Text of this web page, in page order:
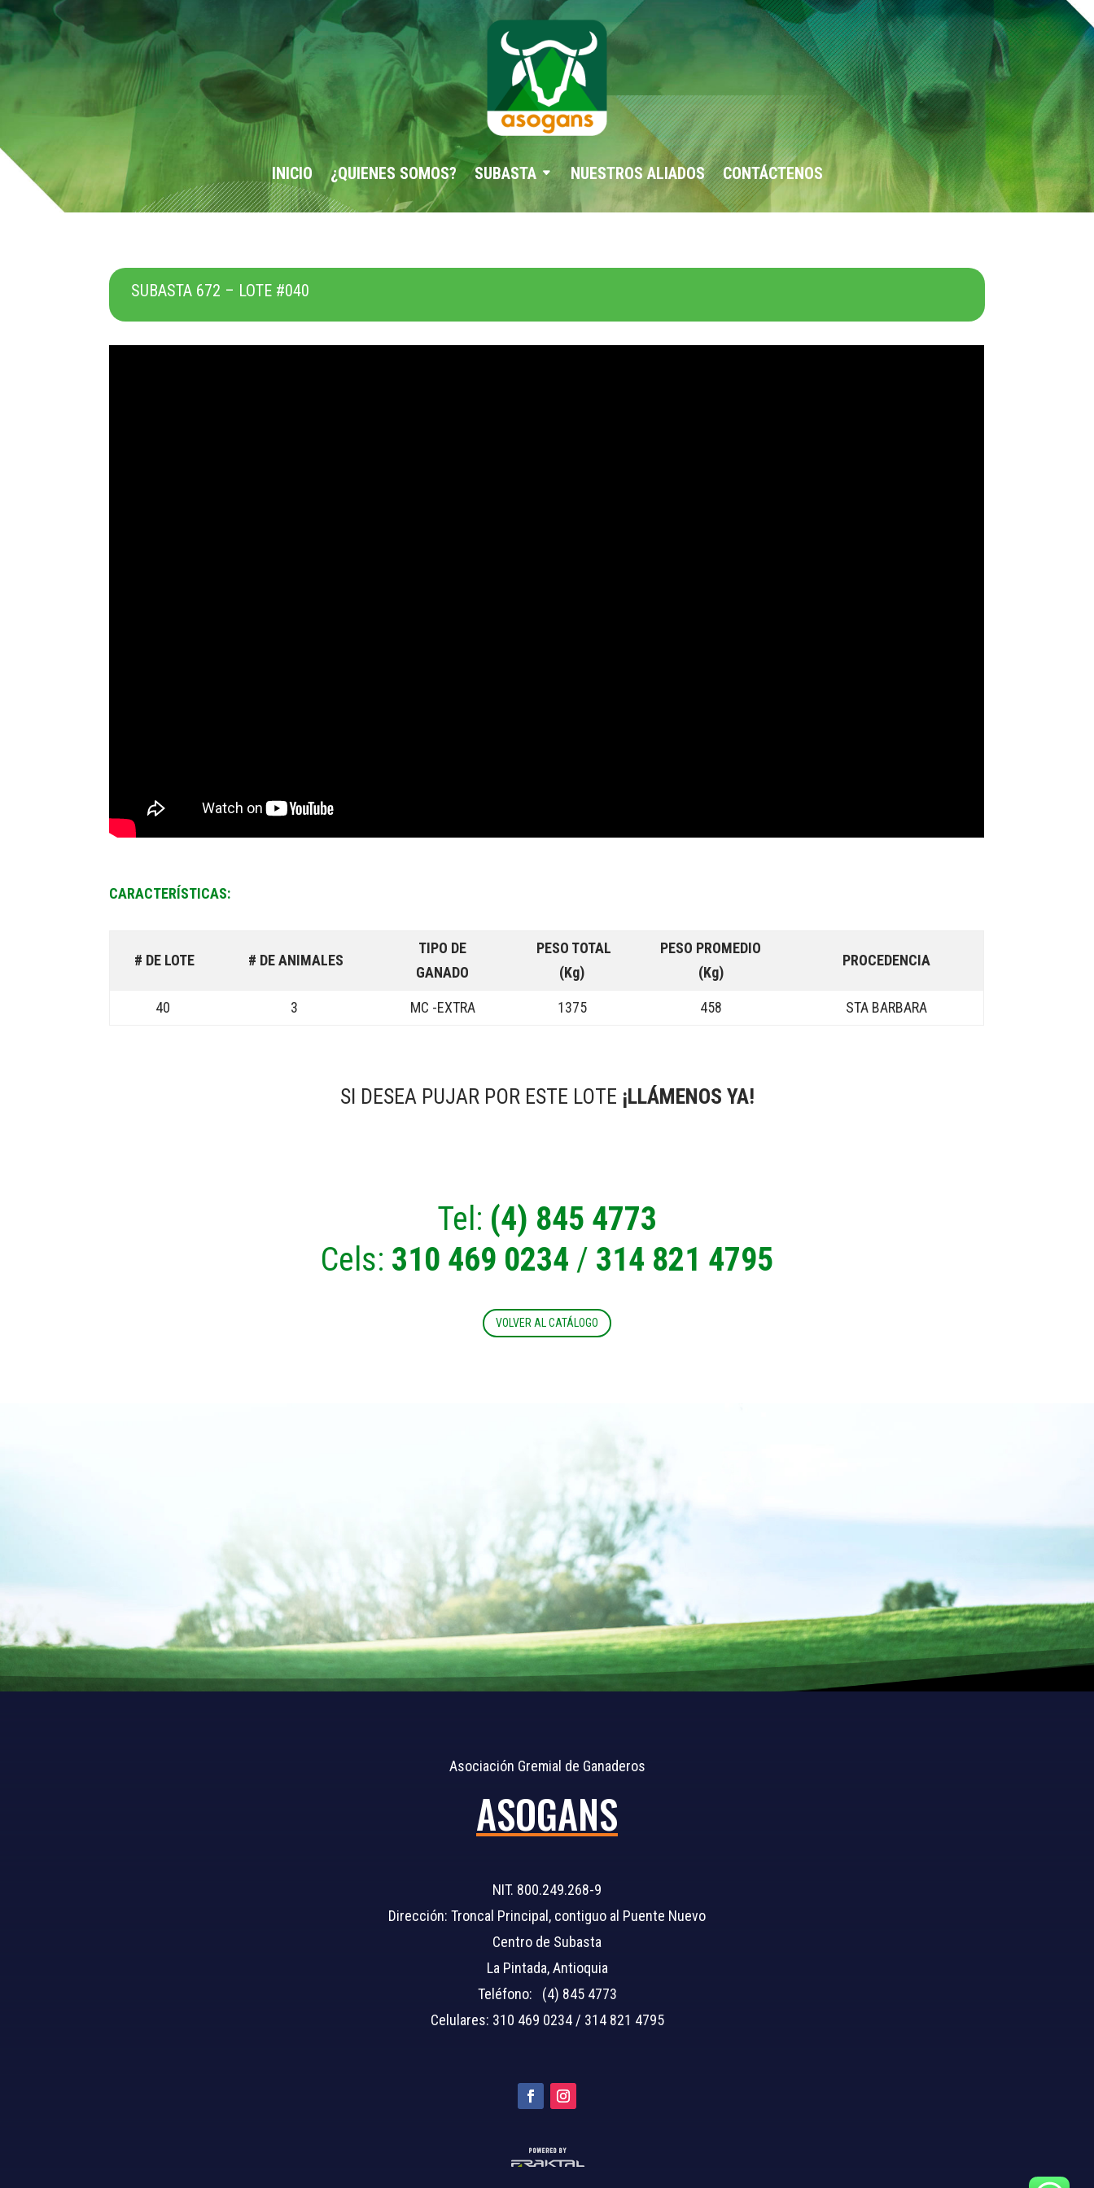
INICIO ¿QUIENES SOMOS? SUBASTA NUESTROS ALIADOS CONTÁCTENOS
SUBASTA 672 – LOTE #040
CARACTERÍSTICAS:
# DE LOTE # DE ANIMALES
TIPO DE
GANADO
PESO TOTAL
(Kg)
PESO PROMEDIO
(Kg)
PROCEDENCIA
40 3 MC -EXTRA 1375 458 STA BARBARA
SI DESEA PUJAR POR ESTE LOTE ¡LLÁMENOS YA!
Tel: (4) 845 4773
Cels: 310 469 0234 / 314 821 4795
VOLVER AL CATÁLOGO
Asociación Gremial de Ganaderos
ASOGANS
NIT. 800.249.268-9
Dirección: Troncal Principal, contiguo al Puente Nuevo
Centro de Subasta
La Pintada, Antioquia
Teléfono: (4) 845 4773
Celulares: 310 469 0234 / 314 821 4795